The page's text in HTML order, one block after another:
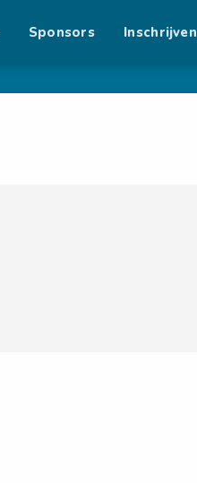
Sponsors Inschrijven